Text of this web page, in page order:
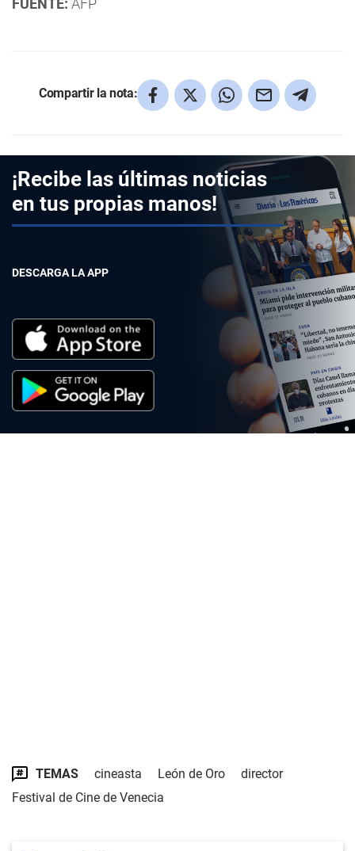
FUENTE: AFP
Compartir la nota:
¡Recibe las últimas noticias
en tus propias manos!
DESCARGA LA APP
TEMAS cineasta León de Oro
director
Festival de Cine de Venecia